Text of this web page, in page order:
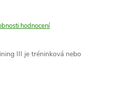
hodnocení
III je tréninková nebo